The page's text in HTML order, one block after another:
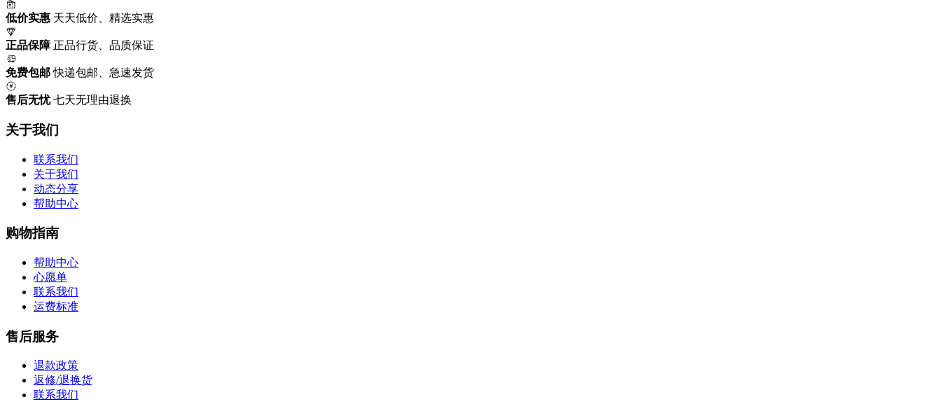
低价实惠 天天低价、精选实惠
正品保障 正品行货、品质保证
免费包邮 快递包邮、急速发货
售后无忧 七天无理由退换
关于我们
联系我们
关于我们
动态分享
帮助中心
购物指南
帮助中心
心愿单
联系我们
运费标准
售后服务
退款政策
返修/退换货
联系我们